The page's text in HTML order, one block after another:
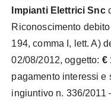
Impianti Elettrici Snc
Riconoscimento
194, comma I, lett. A)
02/08/2012, oggetto: €
pagamento interessi e
ingiuntivo n. 336/2011